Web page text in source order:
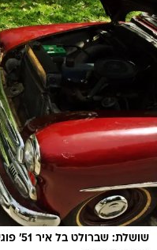
שושלת: שברולט בל איר 51' פוגשת שברולט אימפלה חדשה